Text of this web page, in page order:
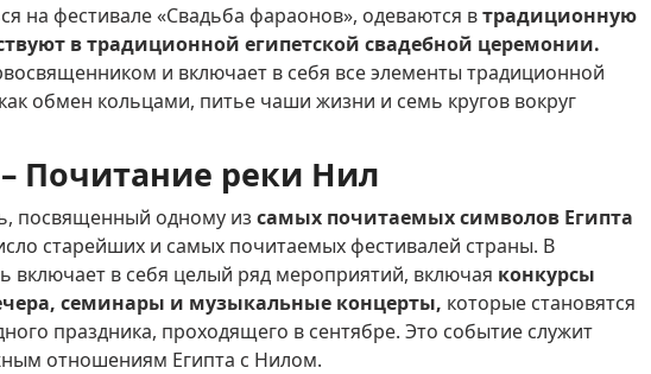
на фестивале «Свадьба фараонов», одеваются втрадиционную
в традиционной египетской свадебной церемонии.
и включает в себя все элементы традиционной
обмен кольцами, питье чаши жизни и семь кругов вокруг
Почитание реки Нил
посвященный одному из самых почитаемых символов Египта
старейших и самых почитаемых фестивалей страны. В
включает в себя целый ряд мероприятий, включая конкурсы
семинары и музыкальные концерты, которые становятся
праздника, проходящего в сентябре. Это событие служит
отношениям Египта с Нилом.